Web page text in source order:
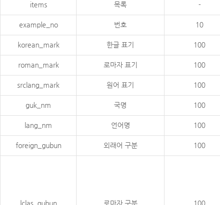
items 목록 -
example_no 번호 10
korean_mark 한글 표기 100
roman_mark 로마자 표기 100
srclang_mark 원어 표기 100
guk_nm 국명 100
lang_nm 언어명 100
foreign_gubun 외래어 구분 100
lclas_gubun 로마자 구분 100